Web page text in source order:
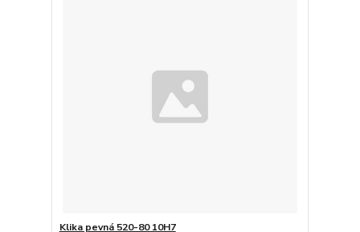
Klika pevná 520-80 10H7